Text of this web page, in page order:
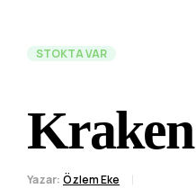
STOKTA VAR
Yazar: Özlem Eke